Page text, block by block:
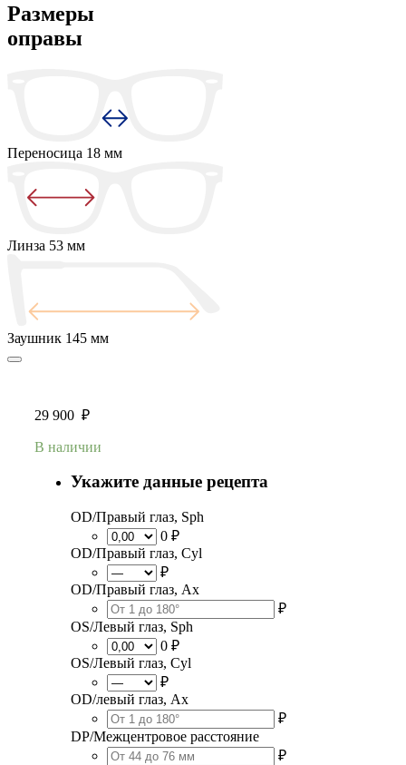
Размеры
оправы
Переносица 18 мм
Линза 53 мм
Заушник 145 мм
29 900 ₽
В наличии
Укажите данные рецепта
OD/Правый глаз, Sph
0 ₽
OD/Правый глаз, Cyl
₽
OD/Правый глаз, Ax
₽
OS/Левый глаз, Sph
0 ₽
OS/Левый глаз, Cyl
₽
OD/левый глаз, Ax
₽
DP/Межцентровое расстояние
₽